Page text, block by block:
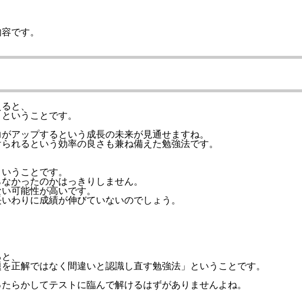
です。
と、
ということです。
アップするという成長の未来が見通せますね。
れるという効率の良さも兼ね備えた勉強法です。
うことです。
かったのかはっきりしません。
可能性が高いです。
わりに成績が伸びていないのでしょう。
、
正解ではなく間違いと認識し直す勉強法」
ということです。
らかしてテストに臨んで解けるはずがありませんよね。